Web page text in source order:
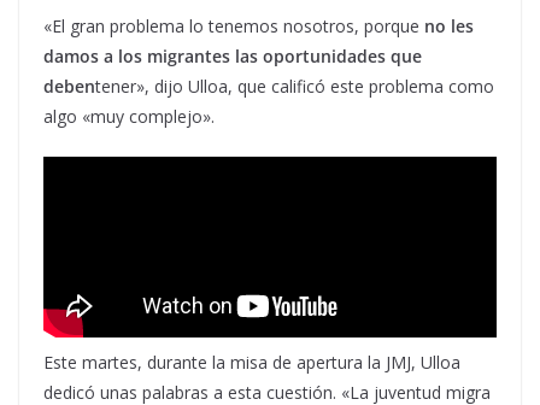
«El gran problema lo tenemos nosotros, porque no les
damos a los migrantes las oportunidades que
debentener», dijo Ulloa, que calificó este problema como
algo «muy complejo».
Este martes, durante la misa de apertura la JMJ, Ulloa
dedicó unas palabras a esta cuestión. «La juventud migra